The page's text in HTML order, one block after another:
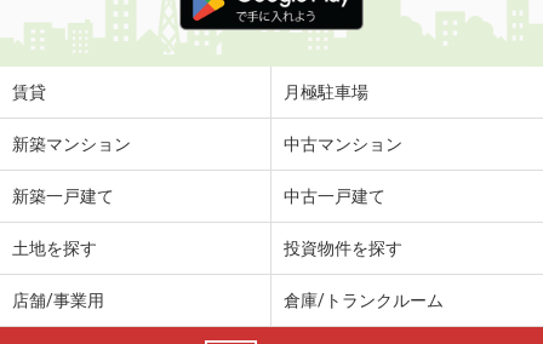
賃貸 月極駐車場
新築マンション 中古マンション
新築一戸建て 中古一戸建て
土地を探す 投資物件を探す
店舗/事業用 倉庫/トランクルーム